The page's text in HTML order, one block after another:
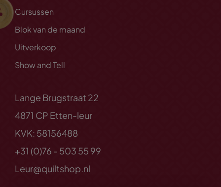
Cursussen
Blok van de maand
Uitverkoop
Show and Tell
Lange Brugstraat 22
4871 CP Etten-leur
KVK: 58156488
+31 (0)76 - 503 55 99
Leur@quiltshop.nl